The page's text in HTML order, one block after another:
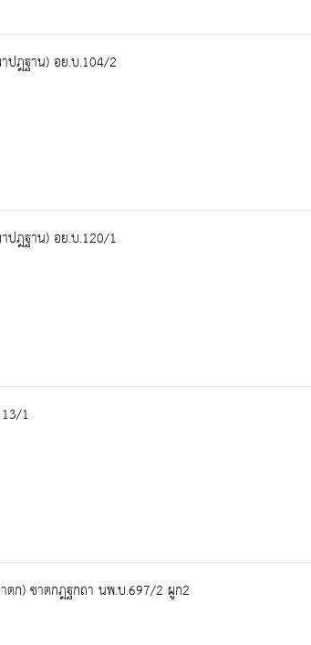
ปฎฐาน) อย.บ.104/2
ฎฐาน) อย.บ.120/1
1
ก) ชาตกฎฐกถา นพ.บ.697/2 ผูก2